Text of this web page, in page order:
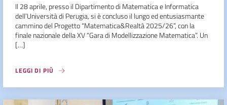
Il 28 aprile, presso il Dipartimento di Matematica e Informatica
dell’Università di Perugia, si è concluso il lungo ed entusiasmante
cammino del Progetto “Matematica&Realtà 2025/26”, con la
finale nazionale della XV “Gara di Modellizzazione Matematica”. Un
[…]
LEGGI DI PIÙ